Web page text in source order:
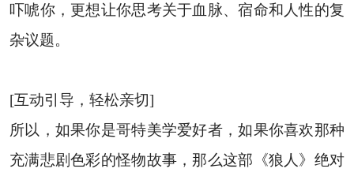
吓唬你，更想让你思考关于血脉、宿命和人性的复
杂议题。
[互动引导，轻松亲切]
所以，如果你是哥特美学爱好者，如果你喜欢那种
充满悲剧色彩的怪物故事，那么这部《狼人》绝对